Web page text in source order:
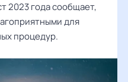
2023 года сообщает,
для
процедур.